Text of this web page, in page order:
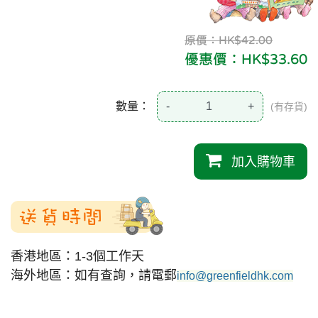
原價：HK$42.00
優惠價：HK$33.60
數量： - + (有存貨)
加入購物車
送貨時間
香港地區：1-3個工作天
海外地區：如有查詢，請電郵info@greenfieldhk.com